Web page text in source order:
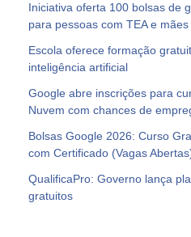
Iniciativa oferta 100 bolsas de
para pessoas com TEA e
Escola oferece formação
inteligência artificial
Google abre inscrições para
Nuvem com chances de
Bolsas Google 2026: Curso
com Certificado (Vagas
QualificaPro: Governo lança
gratuitos